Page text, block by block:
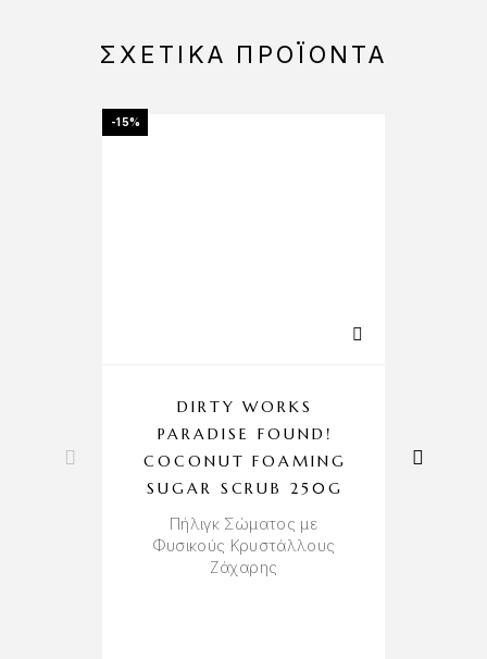
ΣΧΕΤΙΚΆ ΠΡΟΪΌΝΤΑ
-15%
DIRTY WORKS
PARADISE FOUND!
COCONUT FOAMING
SUGAR SCRUB 250G
Πήλιγκ Σώματος με
Φυσικούς Κρυστάλλους
Ζάχαρης